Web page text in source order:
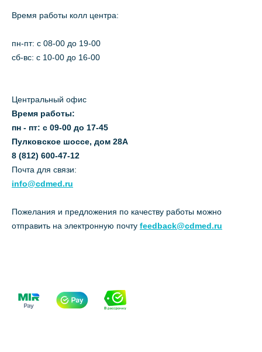
Время работы колл центра:
пн-пт: c 08-00 до 19-00
сб-вс: с 10-00 до 16-00
Центральный офис
Время работы:
пн - пт: с 09-00 до 17-45
Пулковское шоссе, дом 28А
8 (812) 600-47-12
Почта для связи:
info@cdmed.ru
Пожелания и предложения по качеству работы можно
отправить на электронную почту feedback@cdmed.ru